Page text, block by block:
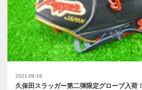
2021-09-19
久保田スラッガー第二弾限定グローブ入荷！